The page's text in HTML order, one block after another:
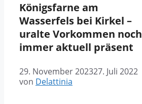
Königsfarne am
Wasserfels bei Kirkel –
uralte Vorkommen noch
immer aktuell präsent
29. November 202327. Juli 2022
von Delattinia